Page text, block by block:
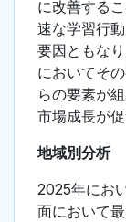
に改善する
速な学習行
要因ともな
においてそ
らの要素が
市場成長が
地域別分析
2025年にお
面において